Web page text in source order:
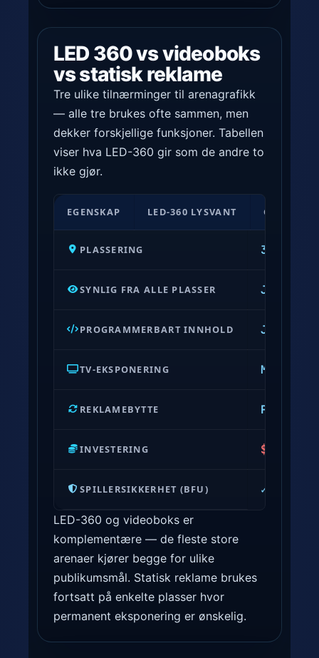
LED 360 vs videoboks
vs statisk reklame
Tre ulike tilnærminger til arenagrafikk
— alle tre brukes ofte sammen, men
dekker forskjellige funksjoner. Tabellen
viser hva LED-360 gir som de andre to
ikke gjør.
E
D
6
l
y
EGENSKAP LED-360 LYSVANT CENTRE-
PLASSERING 360°
SYNLIG FRA ALLE PLASSER Ja
PROGRAMMERBART INNHOLD Ja
TV-EKSPONERING Maksimal
REKLAMEBYTTE
INVESTERING
SPILLERSIKKERHET (BFU) ✓ Testet
LED-360 og videoboks er
komplementære — de fleste store
arenaer kjører begge for ulike
publikumsmål. Statisk reklame brukes
fortsatt på enkelte plasser hvor
permanent eksponering er ønskelig.